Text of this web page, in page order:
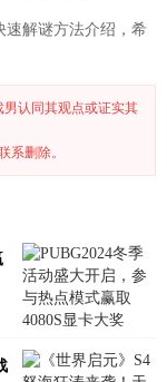
速解谜方法介绍，希
认同其观点或证实其
系删除。